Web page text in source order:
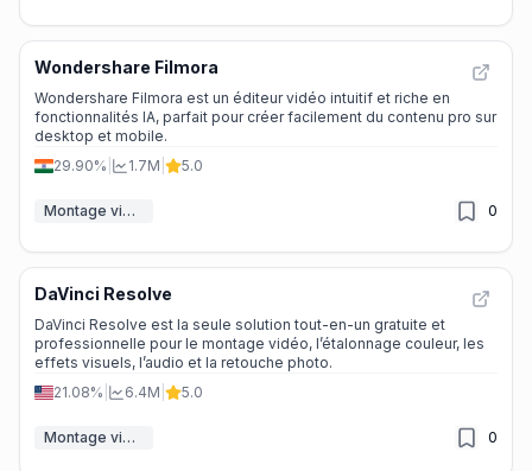
Wondershare Filmora
Wondershare Filmora est un éditeur vidéo intuitif et riche en
fonctionnalités IA, parfait pour créer facilement du contenu pro sur
desktop et mobile.
29.90%
1.7M 5.0
Montage vidéo 0
DaVinci Resolve
DaVinci Resolve est la seule solution tout-en-un gratuite et
professionnelle pour le montage vidéo, l’étalonnage couleur, les
effets visuels, l’audio et la retouche photo.
21.08%
6.4M 5.0
Montage vidéo 0